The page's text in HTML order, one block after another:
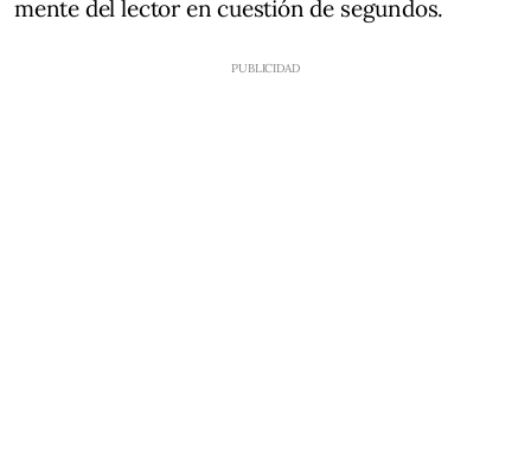
mente del lector en cuestión de segundos.